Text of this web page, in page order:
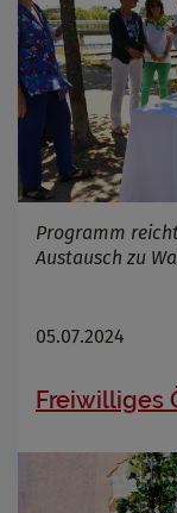
Programm
Austausch zu
05.07.2024
Freiwilliges